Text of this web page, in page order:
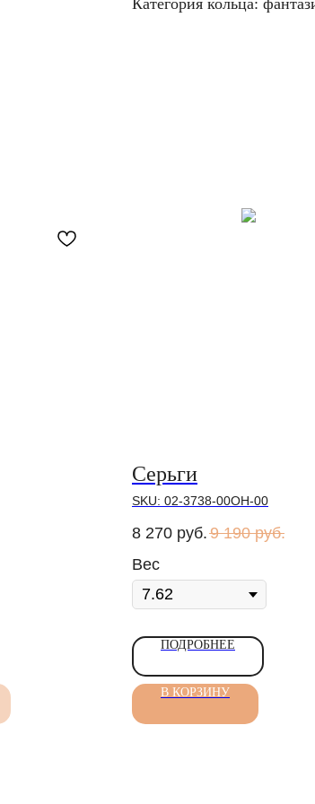
Серьги
SKU: 02-3738-00ОН-00
8 270 руб. 9 190 руб.
Вес
ПОДРОБНЕЕ
В КОРЗИНУ